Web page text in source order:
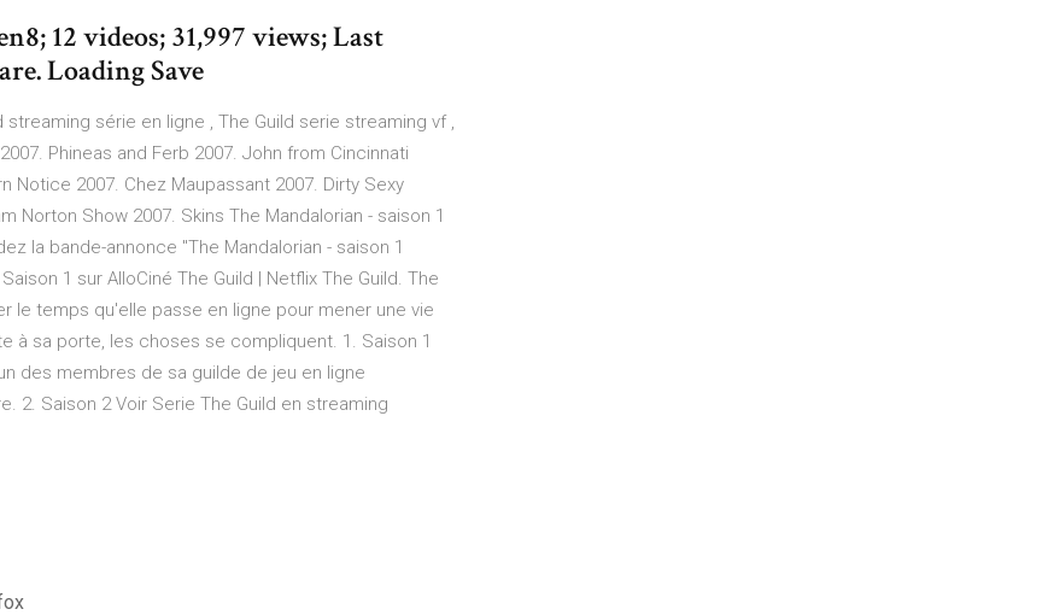
12 videos; 31,997 views; Last
Loading Save
série en ligne , The Guild serie streaming vf ,
Phineas and Ferb 2007. John from Cincinnati
Notice 2007. Chez Maupassant 2007. Dirty Sexy
Norton Show 2007. Skins The Mandalorian - saison 1
la bande-annonce "The Mandalorian - saison 1
1 sur AlloCiné The Guild | Netflix The Guild. The
le temps qu'elle passe en ligne pour mener une vie
à sa porte, les choses se compliquent. 1. Saison 1
des membres de sa guilde de jeu en ligne
2. Saison 2 Voir Serie The Guild en streaming